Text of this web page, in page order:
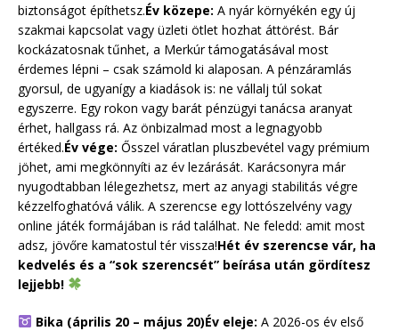
biztonságot építhetsz.Év közepe: A nyár környékén egy új
szakmai kapcsolat vagy üzleti ötlet hozhat áttörést. Bár
kockázatosnak tűnhet, a Merkúr támogatásával most
érdemes lépni – csak számold ki alaposan. A pénzáramlás
gyorsul, de ugyanígy a kiadások is: ne vállalj túl sokat
egyszerre. Egy rokon vagy barát pénzügyi tanácsa aranyat
érhet, hallgass rá. Az önbizalmad most a legnagyobb
értéked.Év vége: Ősszel váratlan pluszbevétel vagy prémium
jöhet, ami megkönnyíti az év lezárását. Karácsonyra már
nyugodtabban lélegezhetsz, mert az anyagi stabilitás végre
kézzelfoghatóvá válik. A szerencse egy lottószelvény vagy
online játék formájában is rád találhat. Ne feledd: amit most
adsz, jövőre kamatostul tér vissza!Hét év szerencse vár, ha
kedvelés és a “sok szerencsét” beírása után gördítesz
lejjebb!
Bika (április 20 – május 20)Év eleje: A 2026-os év első